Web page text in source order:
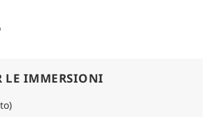
LE IMMERSIONI